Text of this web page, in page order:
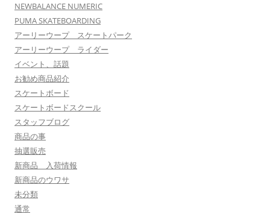
NEWBALANCE NUMERIC
PUMA SKATEBOARDING
アーリーウープ スケートパーク
アーリーウープ ライダー
イベント、話題
お勧め商品紹介
スケートボード
スケートボードスクール
スタッフブログ
商品の事
抽選販売
新商品 入荷情報
新商品のウワサ
未分類
通常